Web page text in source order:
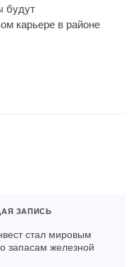
будут
карьере в районе
ЗАПИСЬ
стал мировым
запасам железной